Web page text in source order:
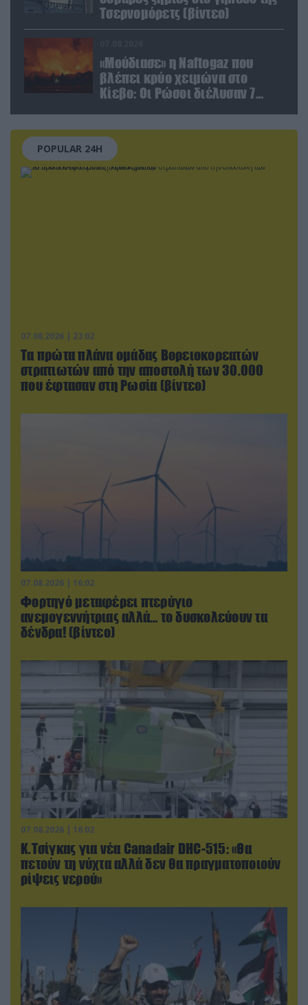
Τσερνομόρετς (βίντεο)
«Μούδιασε» η Naftogaz που
βλέπει κρύο χειμώνα στο
Κίεβο: Οι Ρώσοι διέλυσαν 7
POPULAR 24H
07.08.2026 | 23:02
Τα πρώτα πλάνα ομάδας Βορειοκορεατών
στρατιωτών από την αποστολή των 30.000
που έφτασαν στη Ρωσία (βίντεο)
07.08.2026 | 16:02
Φορτηγό μεταφέρει πτερύγιο
ανεμογεννήτριας αλλά… το δυσκολεύουν τα
δένδρα! (βίντεο)
07.08.2026 | 16:02
Κ.Τσίγκας για νέα Canadair DHC-515: «Θα
πετούν τη νύχτα αλλά δεν θα πραγματοποιούν
ρίψεις νερού»